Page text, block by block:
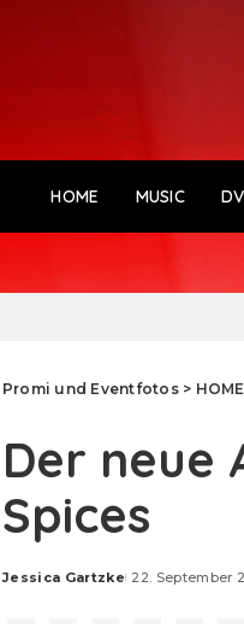
HOME MUSIC
Promi und Eventfotos> HOME
Der neue
Spices
Posted
Jessica Gartzke 22. September